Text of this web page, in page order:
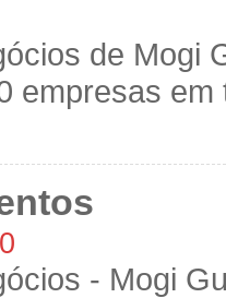
de Mogi
empresas
- Mogi